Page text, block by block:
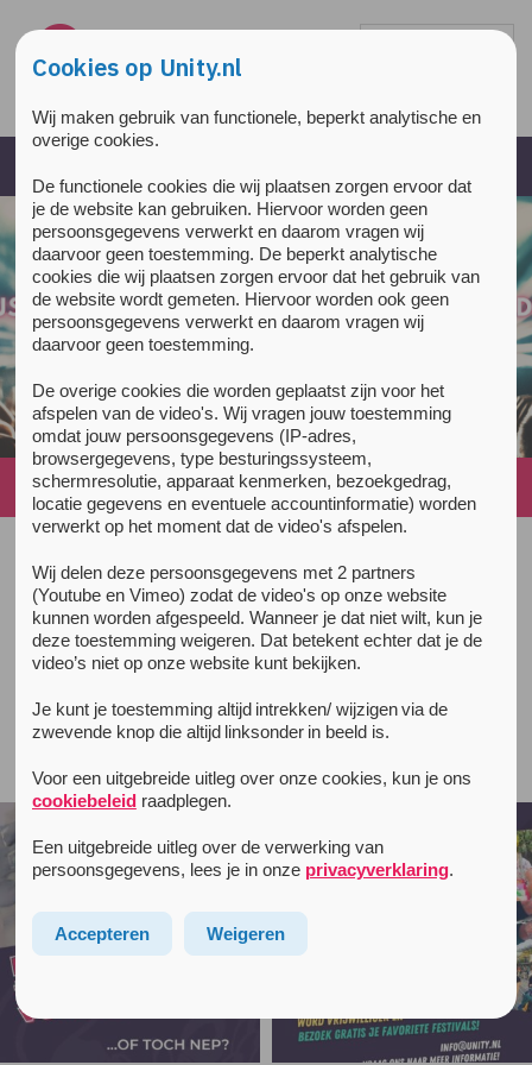
Home »News» We lossen het samen wel op.
All news items
March 21, 2016
We lossen het samen wel op.
Cookies op Unity.nl
Wij maken gebruik van functionele, beperkt analytische en
overige cookies.
De functionele cookies die wij plaatsen zorgen ervoor dat
je de website kan gebruiken. Hiervoor worden geen
persoonsgegevens verwerkt en daarom vragen wij
daarvoor geen toestemming. De beperkt analytische
cookies die wij plaatsen zorgen ervoor dat het gebruik van
de website wordt gemeten. Hiervoor worden ook geen
persoonsgegevens verwerkt en daarom vragen wij
daarvoor geen toestemming.
De overige cookies die worden geplaatst zijn voor het
afspelen van de video's. Wij vragen jouw toestemming
omdat jouw persoonsgegevens (IP-adres,
browsergegevens, type besturingssysteem,
schermresolutie, apparaat kenmerken, bezoekgedrag,
locatie gegevens en eventuele accountinformatie) worden
verwerkt op het moment dat de video's afspelen.
Wij delen deze persoonsgegevens met 2 partners
(Youtube en Vimeo) zodat de video's op onze website
kunnen worden afgespeeld. Wanneer je dat niet wilt, kun je
deze toestemming weigeren. Dat betekent echter dat je de
video’s niet op onze website kunt bekijken.
Je kunt je toestemming altijd intrekken/ wijzigen via de
zwevende knop die altijd linksonder in beeld is.
Voor een uitgebreide uitleg over onze cookies, kun je ons
cookiebeleidraadplegen.
Een uitgebreide uitleg over de verwerking van
persoonsgegevens, lees je in onze privacyverklaring.
Accepteren Weigeren